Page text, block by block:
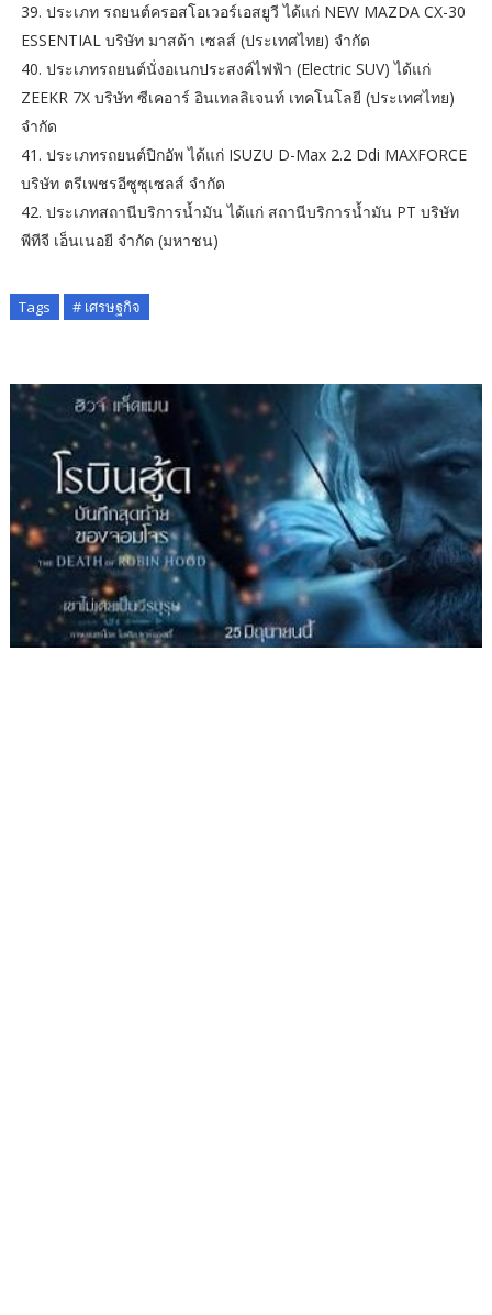
39. ประเภท รถยนต์ครอสโอเวอร์เอสยูวี ได้แก่ NEW MAZDA CX-30
ESSENTIAL บริษัท มาสด้า เซลส์ (ประเทศไทย) จำกัด
40. ประเภทรถยนต์นั่งอเนกประสงค์ไฟฟ้า (Electric SUV) ได้แก่
ZEEKR 7X บริษัท ซีเคอาร์ อินเทลลิเจนท์ เทคโนโลยี (ประเทศไทย)
จำกัด
41. ประเภทรถยนต์ปิกอัพ ได้แก่ ISUZU D-Max 2.2 Ddi MAXFORCE
บริษัท ตรีเพชรอีซูซุเซลส์ จำกัด
42. ประเภทสถานีบริการน้ำมัน ได้แก่ สถานีบริการน้ำมัน PT บริษัท
พีทีจี เอ็นเนอยี จำกัด (มหาชน)
Tags # เศรษฐกิจ